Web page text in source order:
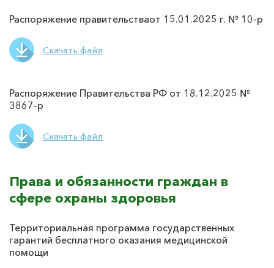
Распоряжение правительстваот 15.01.2025 г. № 10-р
Скачать файл
Распоряжение Правительства РФ от 18.12.2025 №
3867-р
Скачать файл
Права и обязанности граждан в
сфере охраны здоровья
Территориальная программа государственных
гарантий бесплатного оказания медицинской
помощи